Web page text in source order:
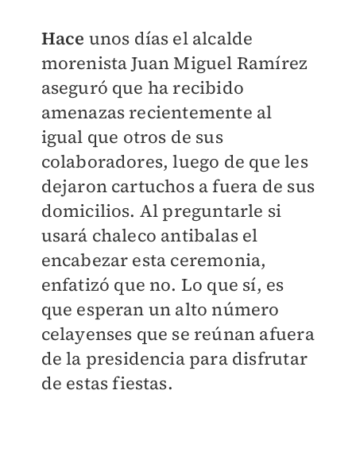
Hace unos días el alcalde
morenista Juan Miguel Ramírez
aseguró que ha recibido
amenazas recientemente al
igual que otros de sus
colaboradores, luego de que les
dejaron cartuchos a fuera de sus
domicilios. Al preguntarle si
usará chaleco antibalas el
encabezar esta ceremonia,
enfatizó que no. Lo que sí, es
que esperan un alto número
celayenses que se reúnan afuera
de la presidencia para disfrutar
de estas fiestas.